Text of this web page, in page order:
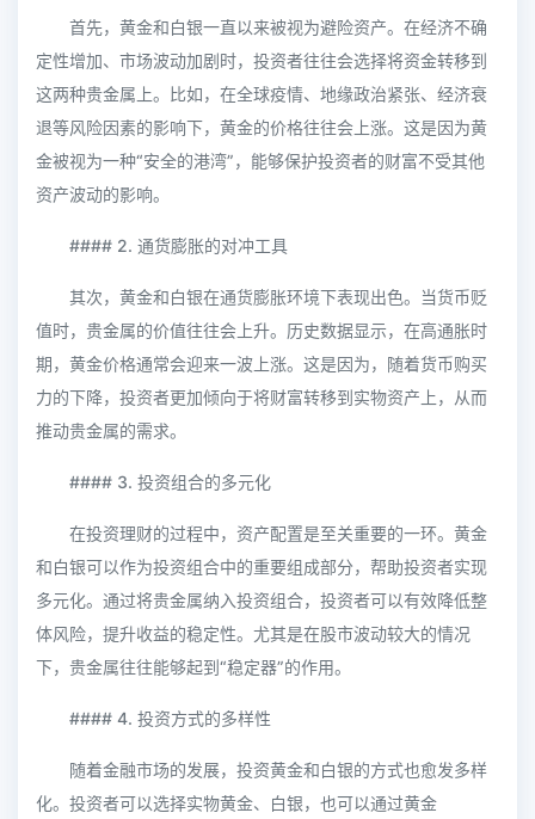
首先，黄金和白银一直以来被视为避险资产。在经济不确
定性增加、市场波动加剧时，投资者往往会选择将资金转移到
这两种贵金属上。比如，在全球疫情、地缘政治紧张、经济衰
退等风险因素的影响下，黄金的价格往往会上涨。这是因为黄
金被视为一种“安全的港湾”，能够保护投资者的财富不受其他
资产波动的影响。
#### 2. 通货膨胀的对冲工具
其次，黄金和白银在通货膨胀环境下表现出色。当货币贬
值时，贵金属的价值往往会上升。历史数据显示，在高通胀时
期，黄金价格通常会迎来一波上涨。这是因为，随着货币购买
力的下降，投资者更加倾向于将财富转移到实物资产上，从而
推动贵金属的需求。
#### 3. 投资组合的多元化
在投资理财的过程中，资产配置是至关重要的一环。黄金
和白银可以作为投资组合中的重要组成部分，帮助投资者实现
多元化。通过将贵金属纳入投资组合，投资者可以有效降低整
体风险，提升收益的稳定性。尤其是在股市波动较大的情况
下，贵金属往往能够起到“稳定器”的作用。
#### 4. 投资方式的多样性
随着金融市场的发展，投资黄金和白银的方式也愈发多样
化。投资者可以选择实物黄金、白银，也可以通过黄金